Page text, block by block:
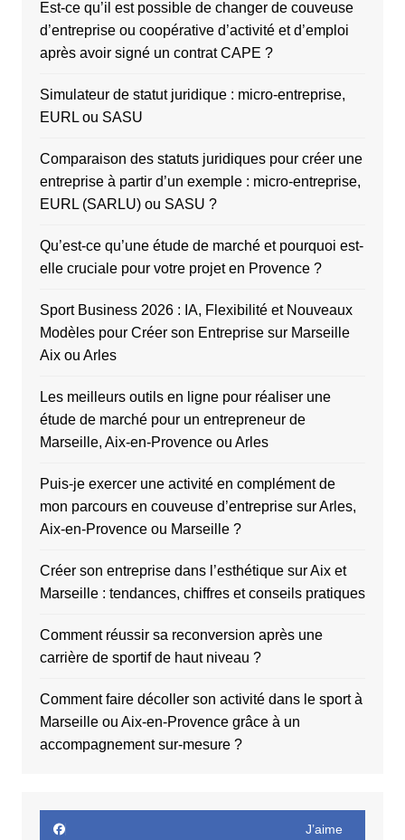
Est-ce qu’il est possible de changer de couveuse
d’entreprise ou coopérative d’activité et d’emploi
après avoir signé un contrat CAPE ?
Simulateur de statut juridique : micro-entreprise,
EURL ou SASU
Comparaison des statuts juridiques pour créer une
entreprise à partir d’un exemple : micro-entreprise,
EURL (SARLU) ou SASU ?
Qu’est-ce qu’une étude de marché et pourquoi est-
elle cruciale pour votre projet en Provence ?
Sport Business 2026 : IA, Flexibilité et Nouveaux
Modèles pour Créer son Entreprise sur Marseille
Aix ou Arles
Les meilleurs outils en ligne pour réaliser une
étude de marché pour un entrepreneur de
Marseille, Aix-en-Provence ou Arles
Puis-je exercer une activité en complément de
mon parcours en couveuse d’entreprise sur Arles,
Aix-en-Provence ou Marseille ?
Créer son entreprise dans l’esthétique sur Aix et
Marseille : tendances, chiffres et conseils pratiques
Comment réussir sa reconversion après une
carrière de sportif de haut niveau ?
Comment faire décoller son activité dans le sport à
Marseille ou Aix-en-Provence grâce à un
accompagnement sur-mesure ?
J’aime